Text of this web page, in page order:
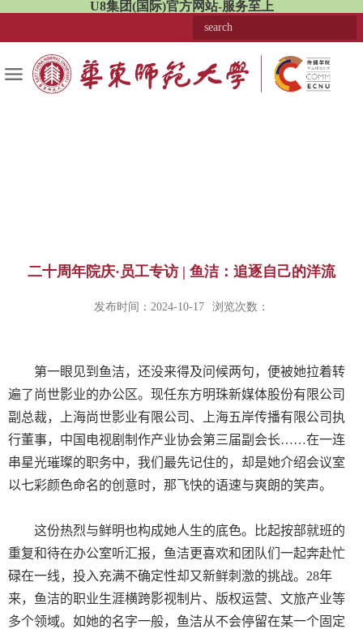
U8集团(国际)官方网站-服务至上
二十周年院庆·员工专访 | 鱼洁：追逐自己的洋流
发布时间：2024-10-17 浏览次数：
第一眼见到鱼洁，还没来得及问候两句，便被她拉着转
遍了尚世影业的办公区。现任东方明珠新媒体股份有限公司
副总裁，上海尚世影业有限公司、上海五岸传播有限公司执
行董事，中国电视剧制作产业协会第三届副会长……在一连
串星光璀璨的职务中，我们最先记住的，却是她介绍会议室
以七彩颜色命名的创意时，那飞快的语速与爽朗的笑声。
这份热烈与鲜明也构成她人生的底色。比起按部就班的
重复和待在办公室听汇报，鱼洁更喜欢和团队们一起奔赴忙
碌在一线，投入充满不确定性却又新鲜刺激的挑战。 28年
来，鱼洁的职业生涯横跨影视制片、版权运营、文旅产业等
多个领域。如她的名字一般，鱼洁从不会停留在某一个固定